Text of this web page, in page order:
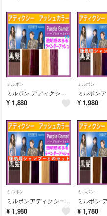
ミルボン
ミルボン アディクシー ⑬ラベンダーアッシュ 紫【ブリーチとセットで5%割引き
¥ 1,880
ミルボン
¥ 1,980
ミルボン
ミルボンアディクシー⑦ラベンダーアッシュとシャンプー【ブリーチとセットで5%割引
¥ 1,980
ミルボン
¥ 1,780